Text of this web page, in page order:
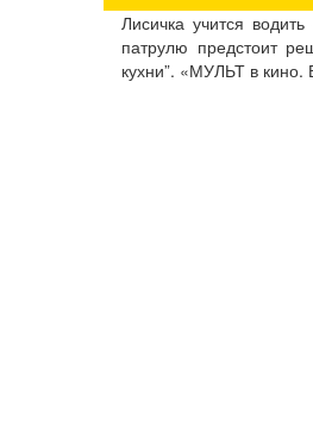
Лисичка учится
патрулю предстоит
кухни”. «МУЛЬТ в кино.